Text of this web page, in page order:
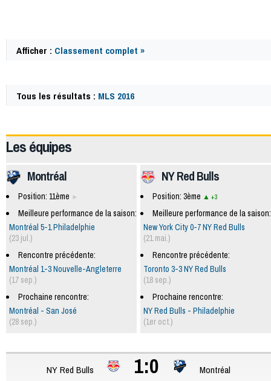
Afficher : Classement complet »
Tous les résultats : MLS 2016
Les équipes
NY Red Bulls
Position: 3ème +3
Meilleure performance de la saison:
New York City 0-7 NY Red Bulls
(21 mai.)
Rencontre précédente:
Toronto 3-3 NY Red Bulls
(18 sep.)
Prochaine rencontre:
NY Red Bulls - Philadelphie
(1er oct.)
Montréal
Position: 11ème
Meilleure performance de la saison:
Montréal 5-1 Philadelphie
(23 jul.)
Rencontre précédente:
Montréal 1-3 Nouvelle-Angleterre
(17 sep.)
Prochaine rencontre:
Montréal - San José
(28 sep.)
NY Red Bulls 1:0
Montréal